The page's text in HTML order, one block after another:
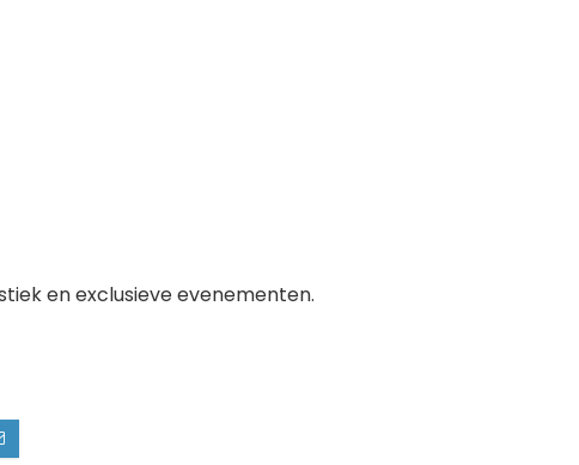
en exclusieve evenementen.